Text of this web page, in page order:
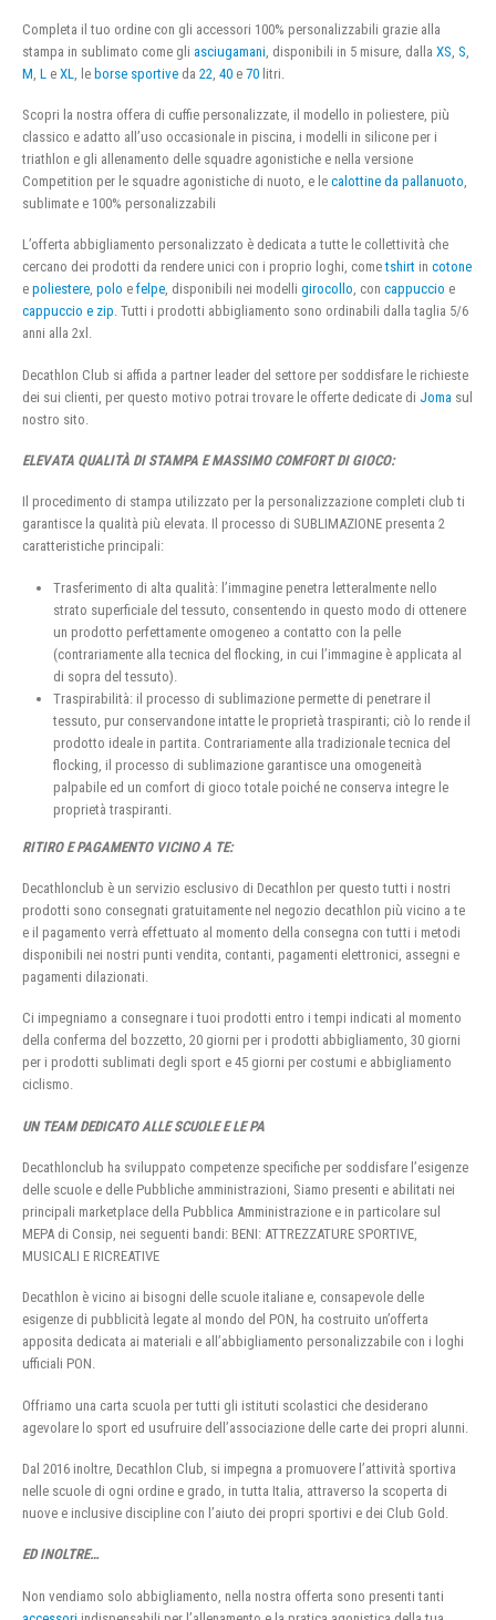
Completa il tuo ordine con gli accessori 100% personalizzabili grazie alla
stampa in sublimato come gli asciugamani , disponibili in 5 misure, dalla XS S
M L e XL , le borse sportive da 22 40 e 70 litri.
Scopri la nostra offera di cuffie personalizzate, il modello in poliestere, più
classico e adatto all’uso occasionale in piscina, i modelli in silicone per i
triathlon e gli allenamento delle squadre agonistiche e nella versione
Competition per le squadre agonistiche di nuoto, e le calottine da pallanuoto,
sublimate e 100% personalizzabili
L’offerta abbigliamento personalizzato è dedicata a tutte le collettività che
cercano dei prodotti da rendere unici con i proprio loghi, cometshirt in cotone
e poliestere, polo e felpe, disponibili nei modelli girocollo, con cappuccio e
cappuccio e zip. Tutti i prodotti abbigliamento sono ordinabili dalla taglia 5/6
anni alla 2xl.
Decathlon Club si affida a partner leader del settore per soddisfare le richieste
dei sui clienti, per questo motivo potrai trovare le offerte dedicate di Joma sul
nostro sito.
ELEVATA QUALITÀ DI STAMPA E MASSIMO COMFORT DI GIOCO:
Il procedimento di stampa utilizzato per la personalizzazione completi club ti
garantisce la qualità più elevata. Il processo di SUBLIMAZIONE presenta 2
caratteristiche principali:
Trasferimento di alta qualità: l’immagine penetra letteralmente nello
strato superficiale del tessuto, consentendo in questo modo di ottenere
un prodotto perfettamente omogeneo a contatto con la pelle
(contrariamente alla tecnica del flocking, in cui l’immagine è applicata al
di sopra del tessuto).
Traspirabilità: il processo di sublimazione permette di penetrare il
tessuto, pur conservandone intatte le proprietà traspiranti; ciò lo rende il
prodotto ideale in partita. Contrariamente alla tradizionale tecnica del
flocking, il processo di sublimazione garantisce una omogeneità
palpabile ed un comfort di gioco totale poiché ne conserva integre le
proprietà traspiranti.
RITIRO E PAGAMENTO VICINO A TE:
Decathlonclub è un servizio esclusivo di Decathlon per questo tutti i nostri
prodotti sono consegnati gratuitamente nel negozio decathlon più vicino a te
e il pagamento verrà effettuato al momento della consegna con tutti i metodi
disponibili nei nostri punti vendita, contanti, pagamenti elettronici, assegni e
pagamenti dilazionati.
Ci impegniamo a consegnare i tuoi prodotti entro i tempi indicati al momento
della conferma del bozzetto, 20 giorni per i prodotti abbigliamento, 30 giorni
per i prodotti sublimati degli sport e 45 giorni per costumi e abbigliamento
ciclismo.
UN TEAM DEDICATO ALLE SCUOLE E LE PA
Decathlonclub ha sviluppato competenze specifiche per soddisfare l’esigenze
delle scuole e delle Pubbliche amministrazioni, Siamo presenti e abilitati nei
principali marketplace della Pubblica Amministrazione e in particolare sul
MEPA di Consip, nei seguenti bandi: BENI: ATTREZZATURE SPORTIVE,
MUSICALI E RICREATIVE
Decathlon è vicino ai bisogni delle scuole italiane e, consapevole delle
esigenze di pubblicità legate al mondo del PON, ha costruito un’offerta
apposita dedicata ai materiali e all’abbigliamento personalizzabile con i loghi
ufficiali PON.
Offriamo una carta scuola per tutti gli istituti scolastici che desiderano
agevolare lo sport ed usufruire dell’associazione delle carte dei propri alunni.
Dal 2016 inoltre, Decathlon Club, si impegna a promuovere l’attività sportiva
nelle scuole di ogni ordine e grado, in tutta Italia, attraverso la scoperta di
nuove e inclusive discipline con l’aiuto dei propri sportivi e dei Club Gold.
ED INOLTRE…
Non vendiamo solo abbigliamento, nella nostra offerta sono presenti tanti